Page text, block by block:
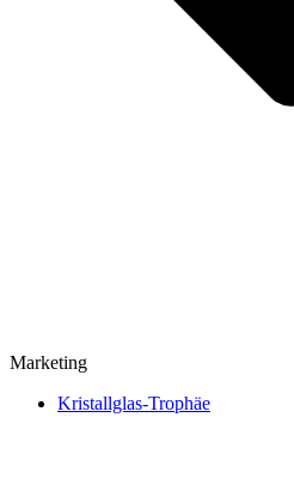
Marketing
Kristallglas-Trophäe